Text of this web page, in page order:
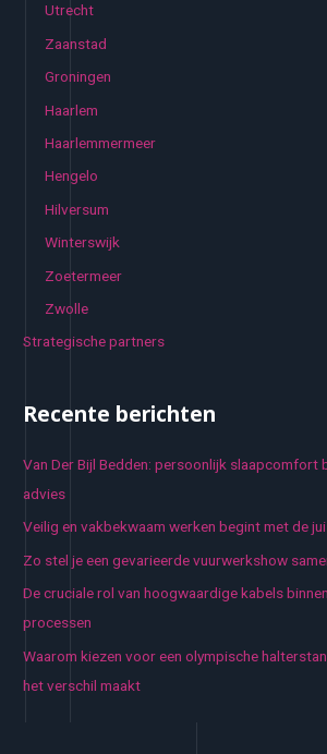
Utrecht
Zaanstad
Groningen
Haarlem
Haarlemmermeer
Hengelo
Hilversum
Winterswijk
Zoetermeer
Zwolle
Strategische partners
Recente berichten
Van Der Bijl Bedden: persoonlijk slaapcomfort
advies
Veilig en vakbekwaam werken begint met de
Zo stel je een gevarieerde vuurwerkshow
De cruciale rol van hoogwaardige kabels
processen
Waarom kiezen voor een olympische
het verschil maakt